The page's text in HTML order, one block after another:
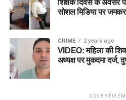
शिक्षक दिवस के अवसर
सोशल मिडिया पर जमकर
CRIME 2 years ago
VIDEO: महिला की
अध्यक्ष पर मुकदमा दर्ज,